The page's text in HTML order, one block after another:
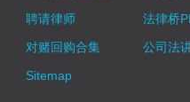
聘请律师
法律桥
对赌回购合集
公司法
Sitemap